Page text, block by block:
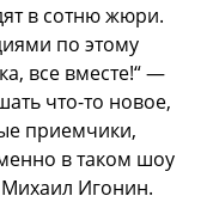
в сотню жюри.
по этому
все вместе!“ —
что-то новое,
приемчики,
в таком шоу
Игонин.